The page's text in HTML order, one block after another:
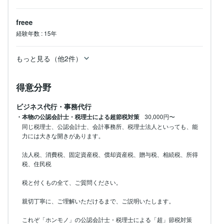
freee
経験年数 : 15年
もっと見る（他2件）
得意分野
ビジネス代行・事務代行
・本物の公認会計士・税理士による超節税対策
30,000円〜
同じ税理士、公認会計士、会計事務所、税理士法人といっても、能
力には大きな開きがあります。
法人税、消費税、固定資産税、償却資産税、贈与税、相続税、所得
税、住民税
税と付くもの全て、ご質問ください。
親切丁寧に、ご理解いただけるまで、ご説明いたします。
これぞ「ホンモノ」の公認会計士・税理士による「超」節税対策